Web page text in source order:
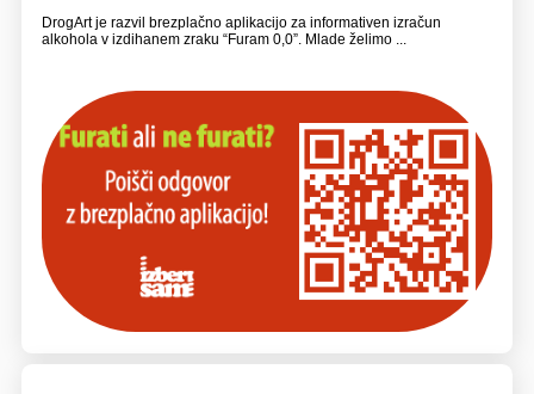
DrogArt je razvil brezplačno aplikacijo za informativen izračun
alkohola v izdihanem zraku “Furam 0,0”. Mlade želimo ...